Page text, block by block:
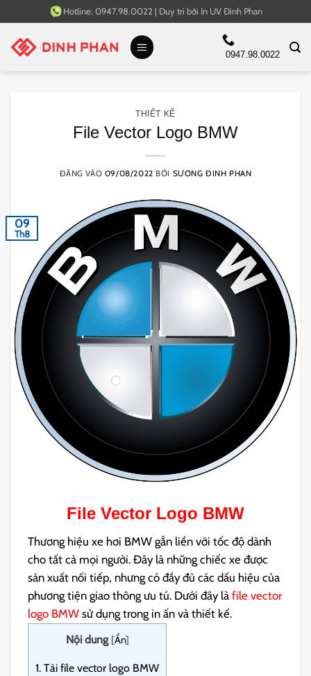
qua
nội
Hotline: 0947.98.0022 | Duy trì bởi In UV Đinh Phan
0947.98.0022
THIẾT KẾ
File Vector Logo BMW
ĐĂNG VÀO 09/08/2022 BỞI SƯƠNG ĐINH PHAN
09
Th8
File Vector Logo BMW
Thương hiệu xe hơi BMW gắn liền với tốc độ dành
cho tất cả mọi người. Đây là những chiếc xe được
sản xuất nối tiếp, nhưng có đầy đủ các dấu hiệu của
phương tiện giao thông ưu tú. Dưới đây làfile vector
logo BMW sử dụng trong in ấn và thiết kế.
Nội dung [Ẩn]
1. Tải file vector logo BMW